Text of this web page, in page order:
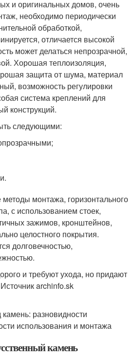
и оригинальных домов, очень
необходимо периодически
обработкой,
отличается высокой
может делаться непрозрачной,
Хорошая теплоизоляция,
защита от шума, материал
возможность регулировки
система креплений для
конструкций.
следующими:
монтажа, горизонтального
с использованием стоек,
зажимов, кронштейнов,
целостного покрытия.
долговечностью,
и требуют ухода, но придают
archinfo.sk
разновидности
использования и монтажа
камень